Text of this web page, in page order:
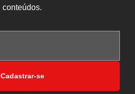
conteúdos.
Cadastrar-se